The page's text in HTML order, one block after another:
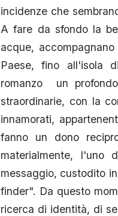
incidenze che
A fare da sfondo la
acque,
Paese, fino all'isola
romanzo un
straordinarie, con la
innamorati,
fanno un dono
materialmente, l'uno
messaggio, custodito
finder". Da questo
ricerca di identità, di